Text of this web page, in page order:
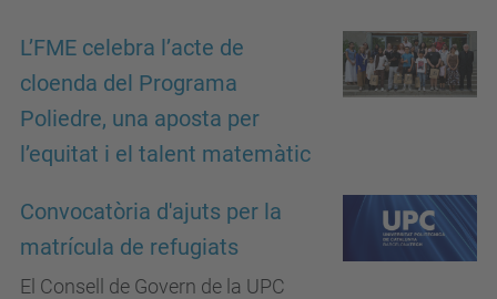
L’FME celebra l’acte de
cloenda del Programa
Poliedre, una aposta per
l’equitat i el talent matemàtic
Convocatòria d'ajuts per la
matrícula de refugiats
El Consell de Govern de la UPC